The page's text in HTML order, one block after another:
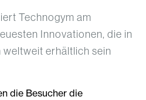
Technogym am
Innovationen, die in
erhältlich sein
die Besucher die